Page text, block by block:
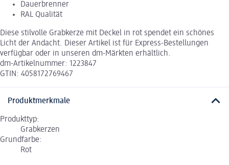
Dauerbrenner
RAL Qualität
Diese stilvolle Grabkerze mit Deckel in rot spendet ein schönes
Licht der Andacht. Dieser Artikel ist für Express-Bestellungen
verfügbar oder in unseren dm-Märkten erhältlich.
dm-Artikelnummer: 1223847
GTIN: 4058172769467
Produktmerkmale
Produkttyp:
Grabkerzen
Grundfarbe:
Rot